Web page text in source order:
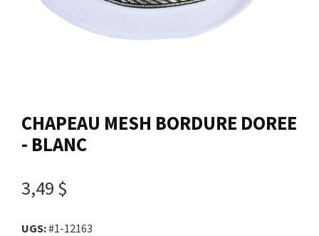
Nous joindre
Panier
CHAPEAU MESH BORDURE DOREE
- BLANC
3,49 $
UGS:#1-12163